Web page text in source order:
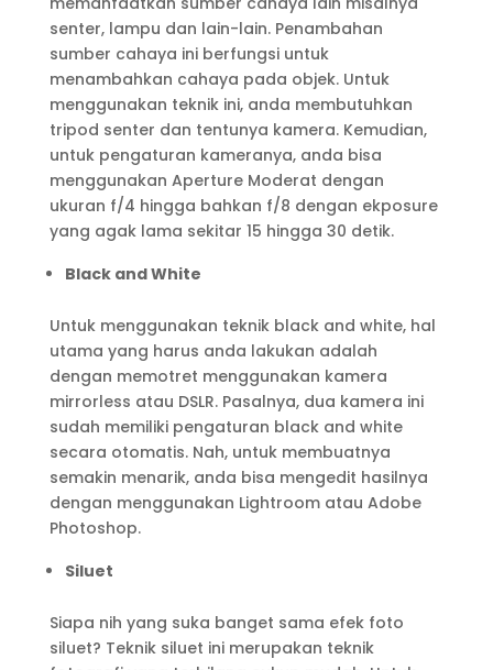
senter, lampu dan lain-lain. Penambahan
sumber cahaya ini berfungsi untuk
menambahkan cahaya pada objek. Untuk
menggunakan teknik ini, anda membutuhkan
tripod senter dan tentunya kamera. Kemudian,
untuk pengaturan kameranya, anda bisa
menggunakan Aperture Moderat dengan
ukuran f/4 hingga bahkan f/8 dengan ekposure
yang agak lama sekitar 15 hingga 30 detik.
Black and White
Untuk menggunakan teknik black and white, hal
utama yang harus anda lakukan adalah
dengan memotret menggunakan kamera
mirrorless atau DSLR. Pasalnya, dua kamera ini
sudah memiliki pengaturan black and white
secara otomatis. Nah, untuk membuatnya
semakin menarik, anda bisa mengedit hasilnya
dengan menggunakan Lightroom atau Adobe
Photoshop.
Siluet
Siapa nih yang suka banget sama efek foto
siluet? Teknik siluet ini merupakan teknik